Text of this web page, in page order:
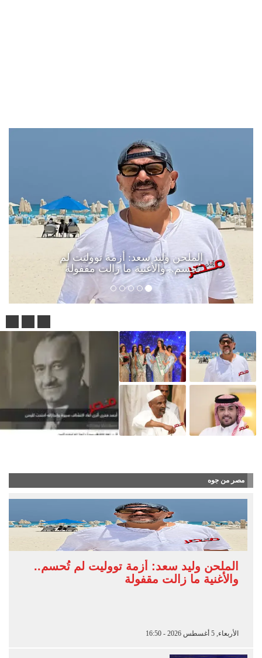
الملحن وليد سعد: أزمة تووليت لم
تُحسم.. والأغنية ما زالت مقفولة
مصر من جوه
الملحن وليد سعد: أزمة تووليت لم تُحسم..
والأغنية ما زالت مقفولة
الأربعاء, 5 أغسطس 2026 - 16:50